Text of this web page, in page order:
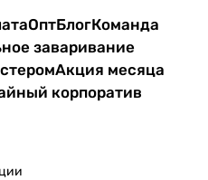
ОптБлогКоманда
заваривание
Акция месяца
корпоратив